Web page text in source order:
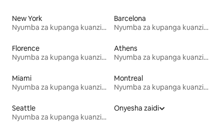
New York
Nyumba za kupanga kuanzia mwezi mmoja
Barcelona
Nyumba za kupanga kuanzia mwezi mmoja
Florence
Nyumba za kupanga kuanzia mwezi mmoja
Athens
Nyumba za kupanga kuanzia mwezi mmoja
Miami
Nyumba za kupanga kuanzia mwezi mmoja
Montreal
Nyumba za kupanga kuanzia mwezi mmoja
Seattle
Nyumba za kupanga kuanzia mwezi mmoja
Onyesha zaidi